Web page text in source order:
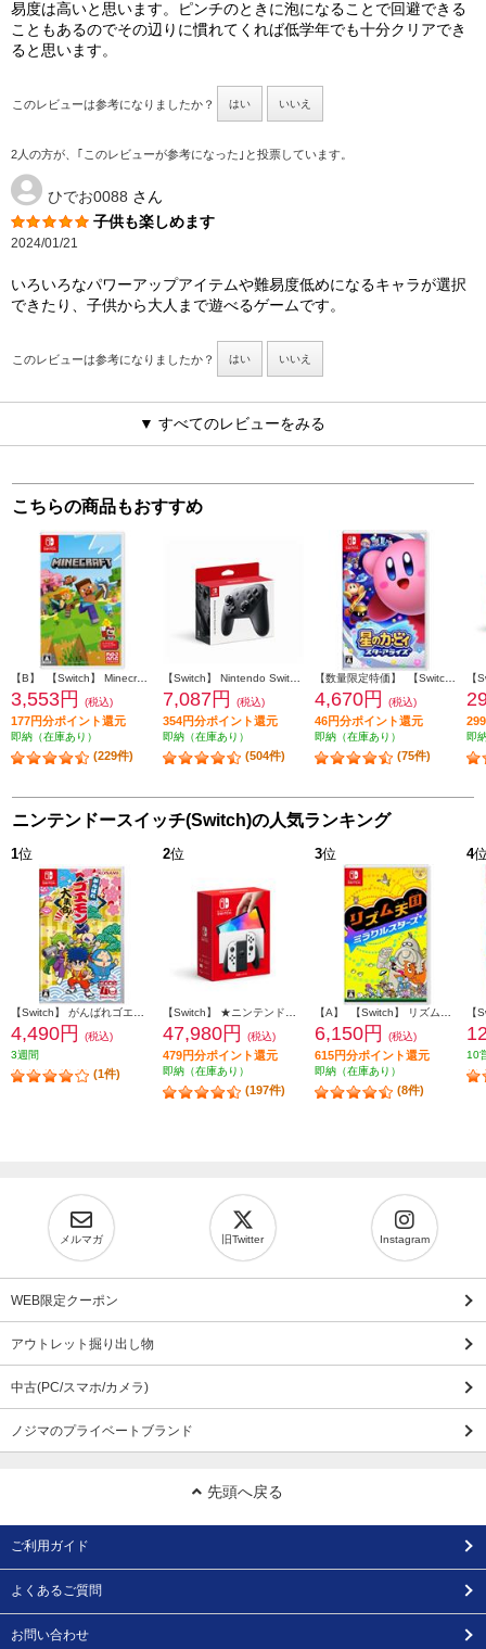
易度は高いと思います。ピンチのときに泡になることで回避できる
こともあるのでその辺りに慣れてくれば低学年でも十分クリアでき
ると思います。
このレビューは参考になりましたか？ はい いいえ
2人の方が、｢このレビューが参考になった｣と投票しています。
ひでお0088 さん
子供も楽しめます
2024/01/21
いろいろなパワーアップアイテムや難易度低めになるキャラが選択
できたり、子供から大人まで遊べるゲームです。
このレビューは参考になりましたか？ はい いいえ
▼ すべてのレビューをみる
こちらの商品もおすすめ
【B】 【Switch】 Minecraft（マインクラフト）
3,553円 (税込)
177円分ポイント還元
即納（在庫あり）
(229件)
7,087円 (税込)
354円分ポイント還元
即納（在庫あり）
(504件)
4,670円 (税込)
46円分ポイント還元
即納（在庫あり）
(75件)
即
ニンテンドースイッチ(Switch)の人気ランキング
1位
4,490円
(税込)
3週間
(1件)
2位
47,980円 (税込)
479円分ポイント還元
即納（在庫あり）
(197件)
3位
6,150円 (税込)
615円分ポイント還元
即納（在庫あり）
(8件)
4
10
メルマガ 旧Twitter Instagram
WEB限定クーポン
アウトレット掘り出し物
中古(PC/スマホ/カメラ)
ノジマのプライベートブランド
先頭へ戻る
ご利用ガイド
よくあるご質問
お問い合わせ